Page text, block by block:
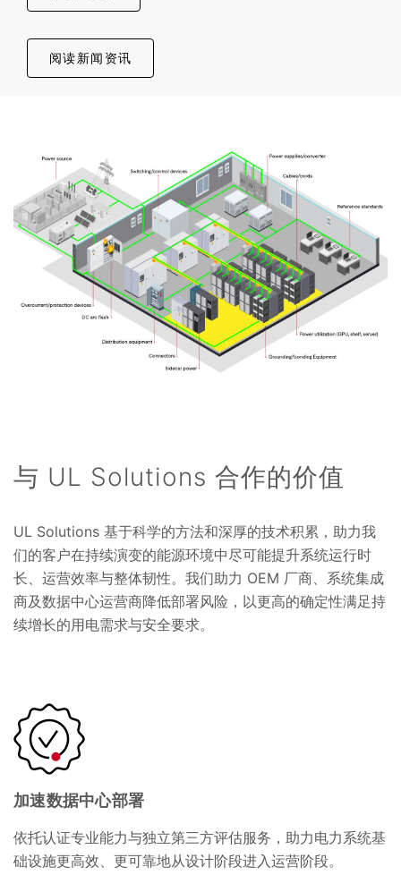
阅读新闻资讯
与 UL Solutions 合作的价值
UL Solutions 基于科学的方法和深厚的技术积累，助力我
们的客户在持续演变的能源环境中尽可能提升系统运行时
长、运营效率与整体韧性。我们助力 OEM 厂商、系统集成
商及数据中心运营商降低部署风险，以更高的确定性满足持
续增长的用电需求与安全要求。
加速数据中心部署
依托认证专业能力与独立第三方评估服务，助力电力系统基
础设施更高效、更可靠地从设计阶段进入运营阶段。